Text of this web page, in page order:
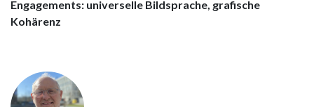
Engagements: universelle Bildsprache, grafische
Kohärenz